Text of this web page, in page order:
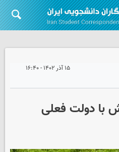
۱۵ آذر ۱۴۰۲ - ۱۶:۴۰
با دولت فعلی